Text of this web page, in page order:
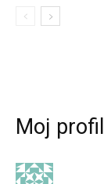
Moj profil